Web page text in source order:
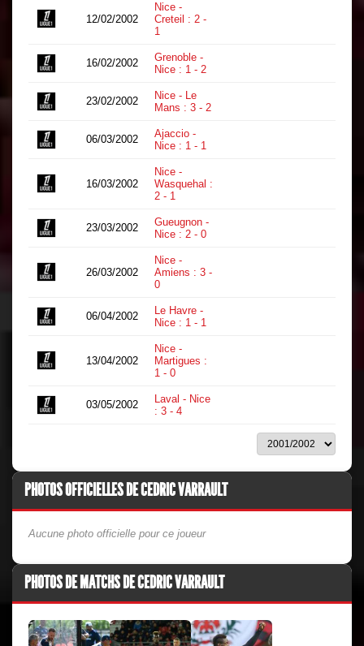
12/02/2002
Nice -
Creteil : 2 -
1
16/02/2002
Grenoble -
Nice : 1 - 2
23/02/2002
Nice - Le
Mans : 3 - 2
06/03/2002
Ajaccio -
Nice : 1 - 1
16/03/2002
Nice -
Wasquehal :
2 - 1
23/03/2002
Gueugnon -
Nice : 2 - 0
26/03/2002
Nice -
Amiens : 3 -
0
06/04/2002
Le Havre -
Nice : 1 - 1
13/04/2002
Nice -
Martigues :
1 - 0
03/05/2002
Laval - Nice
: 3 - 4
PHOTOS OFFICIELLES DE CEDRIC VARRAULT
Aucune photo officielle pour ce joueur
PHOTOS DE MATCHS DE CEDRIC VARRAULT